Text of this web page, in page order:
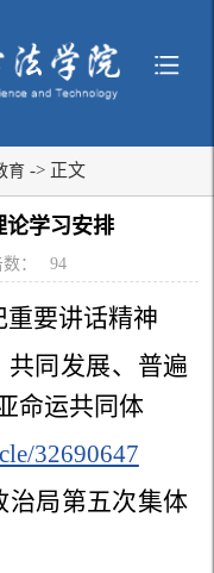
育 -> 正文
论学习安排
： 94
要讲话精神
同发展、普遍
命运共同体
32690647
治局第五次集体